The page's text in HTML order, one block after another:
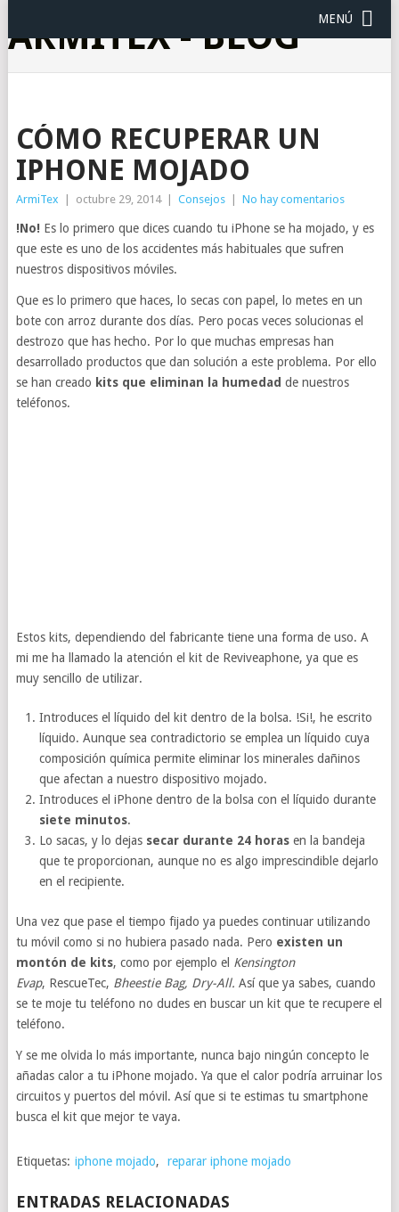
ARMITEX - BLOG MENÚ
CÓMO RECUPERAR UN
IPHONE MOJADO
ArmiTex octubre 29, 2014 Consejos No hay comentarios
!No! Es lo primero que dices cuando tu iPhone se ha mojado, y es
que este es uno de los accidentes más habituales que sufren
nuestros dispositivos móviles.
Que es lo primero que haces, lo secas con papel, lo metes en un
bote con arroz durante dos días. Pero pocas veces solucionas el
destrozo que has hecho. Por lo que muchas empresas han
desarrollado productos que dan solución a este problema. Por ello
se han creado kits que eliminan la humedad de nuestros
teléfonos.
Estos kits, dependiendo del fabricante tiene una forma de uso. A
mi me ha llamado la atención el kit de Reviveaphone, ya que es
muy sencillo de utilizar.
Introduces el líquido del kit dentro de la bolsa. !Si!, he escrito
líquido. Aunque sea contradictorio se emplea un líquido cuya
composición química permite eliminar los minerales dañinos
que afectan a nuestro dispositivo mojado.
Introduces el iPhone dentro de la bolsa con el líquido durante
siete minutos.
Lo sacas, y lo dejas secar durante 24 horas en la bandeja
que te proporcionan, aunque no es algo imprescindible dejarlo
en el recipiente.
Una vez que pase el tiempo fijado ya puedes continuar utilizando
tu móvil como si no hubiera pasado nada. Pero existen un
montón de kits, como por ejemplo el Kensington
Evap, RescueTec, Bheestie Bag, Dry-All. Así que ya sabes, cuando
se te moje tu teléfono no dudes en buscar un kit que te recupere el
teléfono.
Y se me olvida lo más importante, nunca bajo ningún concepto le
añadas calor a tu iPhone mojado. Ya que el calor podría arruinar los
circuitos y puertos del móvil. Así que si te estimas tu smartphone
busca el kit que mejor te vaya.
Etiquetas: iphone mojado, reparar iphone mojado
ENTRADAS RELACIONADAS